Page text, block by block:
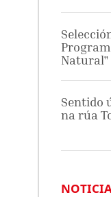
Natural"
Sentido
na rúa